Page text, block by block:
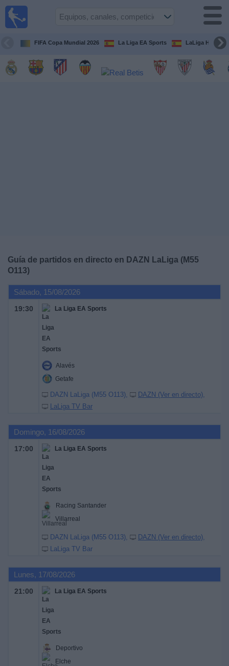
FIFA Copa Mundial 2026 La Liga EA Sports LaLiga
Guía de partidos en directo en DAZN LaLiga (M55
O113)
Sábado, 15/08/2026
19:30 La Liga EA Sports
Alavés
Getafe
DAZN LaLiga (M55 O113)
DAZN (Ver en directo)
LaLiga TV Bar
Domingo, 16/08/2026
17:00 La Liga EA Sports
Racing Santander
Villarreal
DAZN LaLiga (M55 O113)
DAZN (Ver en directo)
LaLiga TV Bar
Lunes, 17/08/2026
21:00 La Liga EA Sports
Deportivo
Elche
Guía de
Televisados
Noticias
Widget